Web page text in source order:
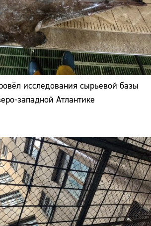
исследования сырьевой базы
западной Атлантике